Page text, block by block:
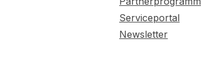
Serviceportal
Newsletter